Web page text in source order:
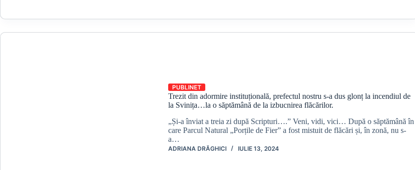
PUBLINET
Trezit din adormire instituțională, prefectul nostru s-a dus glonț la incendiul de
la Svinița…la o săptămână de la izbucnirea flăcărilor.
„Și-a înviat a treia zi după Scripturi….” Veni, vidi, vici… După o săptămână în
care Parcul Natural „Porțile de Fier” a fost mistuit de flăcări și, în zonă, nu s-
a…
ADRIANA DRĂGHICI IULIE 13, 2024